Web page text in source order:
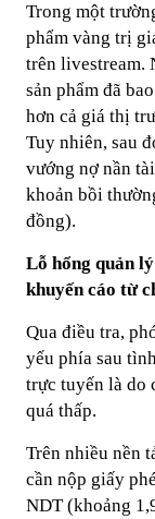
Trong một
phẩm vàng trị
trên livestream.
sản phẩm đã
hơn cả giá thị
Tuy nhiên, sau
vướng nợ nần
khoản bồi
đồng).
Lỗ hổng quản
khuyến cáo từ
Qua điều tra,
yếu phía sau
trực tuyến là do
quá thấp.
Trên nhiều nền
cần nộp giấy
NDT (khoảng